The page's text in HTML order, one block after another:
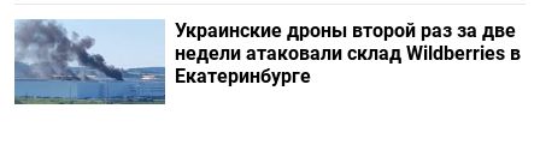
Украинские дроны второй раз за две
недели атаковали склад Wildberries в
Екатеринбурге